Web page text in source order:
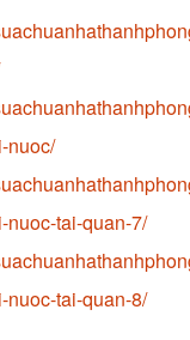
nuoc/
nuoc-tai-quan-7/
nuoc-tai-quan-8/